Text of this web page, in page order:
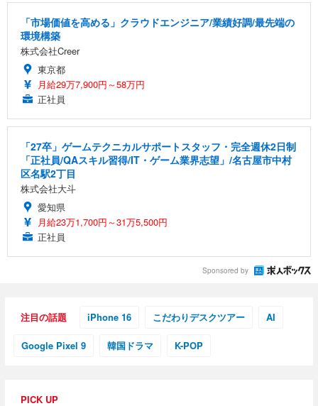
「市場価値を高める」クラウドエンジニア/業績好調/最先端の
環境構築
株式会社Creer
東京都
月給29万7,900円～58万円
正社員
「27卒」ゲームテクニカルサポートスタッフ・完全週休2日制
「正社員/QAスキル習得/IT・ゲーム業界志望」/名古屋市中村
区名駅2丁目
株式会社大斗
愛知県
月給23万1,700円～31万5,500円
正社員
Sponsored by
注目の話題 iPhone 16 こだわりデスクツアー AI
Google Pixel 9 韓国ドラマ K-POP
PICK UP